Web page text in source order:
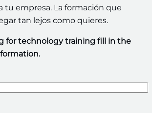
tu empresa. La formación que
tan lejos como quieres.
for technology training fill in the